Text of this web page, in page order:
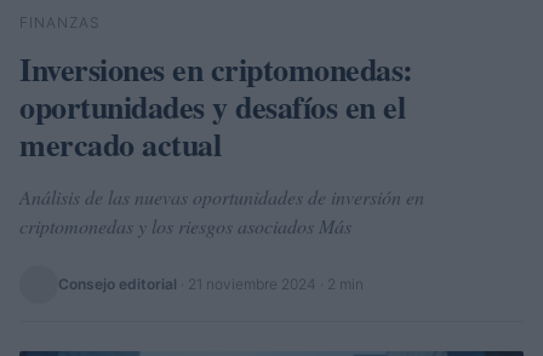
Buscar
FINANZAS
Inversiones en criptomonedas:
oportunidades y desafíos en el
mercado actual
Análisis de las nuevas oportunidades de inversión en
criptomonedas y los riesgos asociados Más
Consejo editorial 21 noviembre 2024 · 2 min